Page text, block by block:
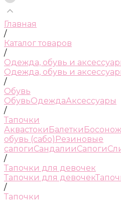
Главная
/
Каталог товаров
/
Одежда, обувь и
Одежда, обувь и
/
Обувь
ОбувьОдеждаАксессуары
/
Тапочки
Аквастоки Балетки
обувь (сабо) Резиновые
сапогиСандалииСапоги
/
Тапочки для девочек
Тапочки для девочек
/
Тапочки